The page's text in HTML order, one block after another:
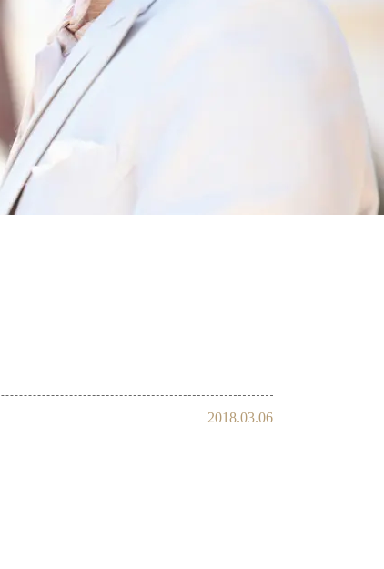
2018.03.06